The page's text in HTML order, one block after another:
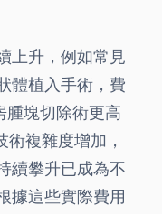
上升，例如常見
體植入手術，費
腫塊切除術更高
術複雜度增加，
續攀升已成為不
據這些實際費用